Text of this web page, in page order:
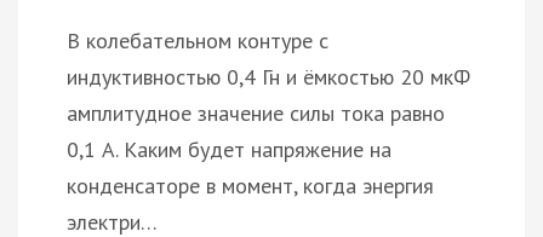
В колебательном контуре с
индуктивностью 0,4 Гн и ёмкостью 20 мкФ
амплитудное значение силы тока равно
0,1 А. Каким будет напряжение на
конденсаторе в момент, когда энергия
электри…